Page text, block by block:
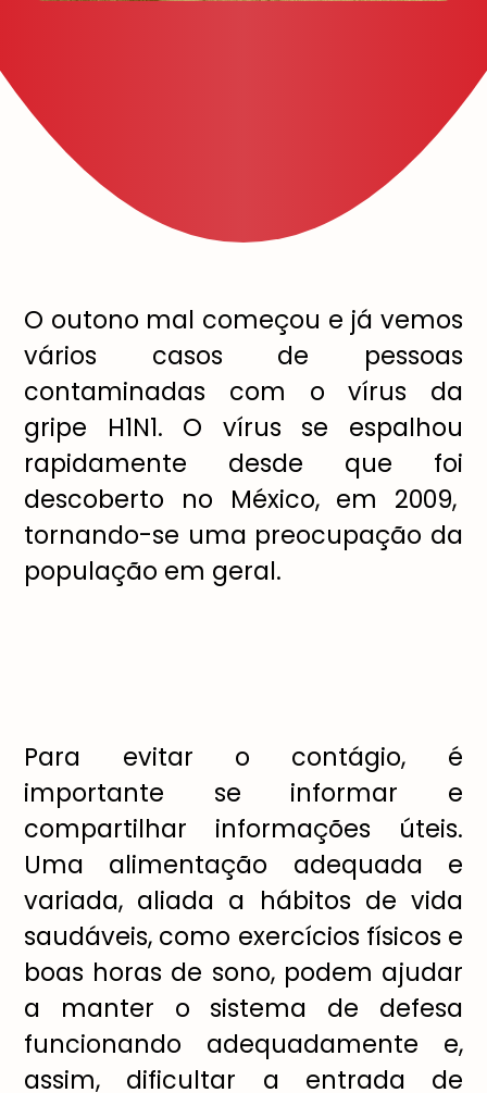
O outono mal começou e já vemos
vários casos de pessoas
contaminadas com o vírus da
gripe H1N1. O vírus se espalhou
rapidamente desde que foi
descoberto no México, em 2009,
tornando-se uma preocupação da
população em geral.
Para evitar o contágio, é
importante se informar e
compartilhar informações úteis.
Uma alimentação adequada e
variada, aliada a hábitos de vida
saudáveis, como exercícios físicos e
boas horas de sono, podem ajudar
a manter o sistema de defesa
funcionando adequadamente e,
assim, dificultar a entrada de